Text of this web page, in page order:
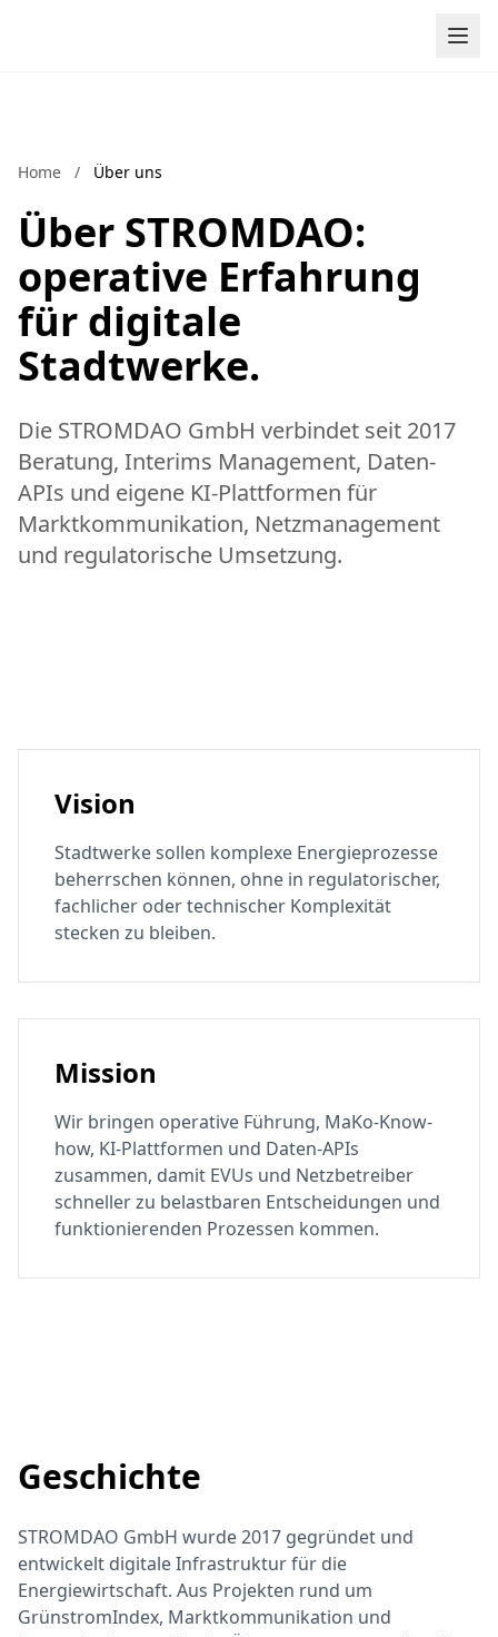
Home / Über uns
Über STROMDAO:
operative Erfahrung
für digitale
Stadtwerke.
Die STROMDAO GmbH verbindet seit 2017
Beratung, Interims Management, Daten-
APIs und eigene KI-Plattformen für
Marktkommunikation, Netzmanagement
und regulatorische Umsetzung.
Vision
Stadtwerke sollen komplexe Energieprozesse
beherrschen können, ohne in regulatorischer,
fachlicher oder technischer Komplexität
stecken zu bleiben.
Mission
Wir bringen operative Führung, MaKo-Know-
how, KI-Plattformen und Daten-APIs
zusammen, damit EVUs und Netzbetreiber
schneller zu belastbaren Entscheidungen und
funktionierenden Prozessen kommen.
Geschichte
STROMDAO GmbH wurde 2017 gegründet und
entwickelt digitale Infrastruktur für die
Energiewirtschaft. Aus Projekten rund um
GrünstromIndex, Marktkommunikation und